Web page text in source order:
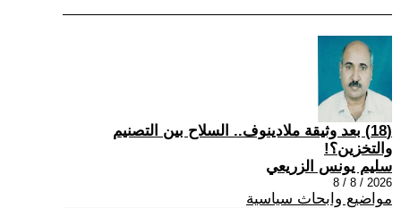
(18) بعد وثيقة ملادينوف.. السلاح بين التصنيم
والتخزين؟!
سليم يونس الزريعي
2026 / 8 / 8
مواضيع وابحاث سياسية